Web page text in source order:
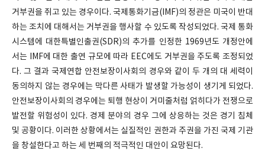
거부권을 쥐고 있는 경우이다. 국제통화기금(IMF)의 정관은 미국이 반대
하는 조치에 대해서는 거부권을 행사할 수 있도록 작성되었다. 국제 통화
시스템에 대한특별인출권(SDR)의 추가를 인정한 1969년도 개정안에
서는 IMF에 대한 출연 규모에 따라 EEC에도 거부권을 주도록 조정되었
다. 그 결과 국제연합 안전보장이사회의 경우와 같이 두 개의 대 세력이
동의하지 않는 경우에는 막다른 사태가 발생할 가능성이 생기게 되었다.
안전보장이사회의 경우에는 퇴행 현상이 거미줄처럼 얽히다가 전쟁으로
발전할 위험성이 있다. 경제 분야의 경우 그에 상응하는 것은 경기 침체
및 공황이다. 이러한 상황에서는 실질적인 권한과 주권을 가진 국제 기관
을 창설한다고 하는 세 번째의 적극적인 대안이 요망된다.